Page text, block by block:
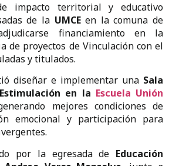
impacto territorial y educativo
de laUMCEen la comuna de
financiamiento en la
de proyectos de Vinculación con el
y titulados.
diseñar e implementar una Sala
en la Escuela Unión
mejores condiciones de
emocional y participación para
por la egresada de Educación